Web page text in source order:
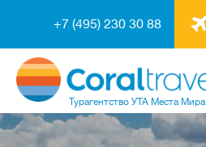
+7 (495) 230 30 88
Турагентство УТА Места Мира